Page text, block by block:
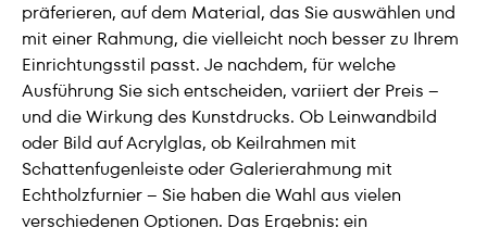
präferieren, auf dem Material, das Sie auswählen und
mit einer Rahmung, die vielleicht noch besser zu Ihrem
Einrichtungsstil passt. Je nachdem, für welche
Ausführung Sie sich entscheiden, variiert der Preis –
und die Wirkung des Kunstdrucks. Ob Leinwandbild
oder Bild auf Acrylglas, ob Keilrahmen mit
Schattenfugenleiste oder Galerierahmung mit
Echtholzfurnier – Sie haben die Wahl aus vielen
verschiedenen Optionen. Das Ergebnis: ein